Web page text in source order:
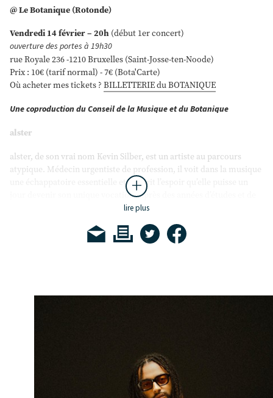
@ Le Botanique (Rotonde)
Vendredi 14 février – 20h (début 1er concert)
ouverture des portes à 19h30
rue Royale 236 -1210 Bruxelles (Saint-Josse-ten-Noode)
Prix : 10€ (tarif normal) - 7€ (Bota'Carte)
Où acheter mes tickets ? BILLETTERIE du BOTANIQUE
Une coproduction du Conseil de la Musique et du Botanique
alster
alster, de son vrai nom Kevin Silber, est un artiste au parcours
atypique. Médecin urgentiste de profession, il voit dans la musique
une échappatoire essentielle et nourrit l’espoir qu’elle puisse un
jour devenir son unique vocation. Après des années d’études et de
spécialisation, agrémentées de doutes sur une possible carrière
Auteur-compositeur autodidacte, il s’inspire d’influences variées
telles que Maroon 5, Keane ou Billie Eilish, qu’il fusionne dans un
de rédemption d’un artiste qui transforme ses expériences
lire plus